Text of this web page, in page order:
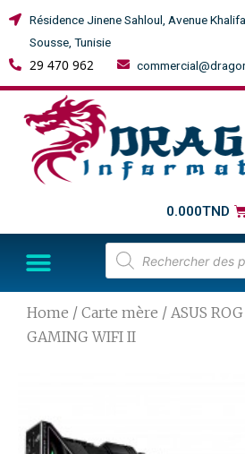
Résidence Jinene Sahloul, Avenue
Sousse, Tunisie
29 470 962
0.000TND
Home / Carte mère / ASUS
GAMING WIFI II